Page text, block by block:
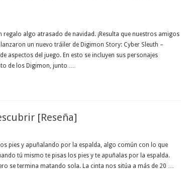
regalo algo atrasado de navidad. ¡Resulta que nuestros amigos
un nuevo tráiler de Digimon Story: Cyber Sleuth –
aspectos del juego. En esto se incluyen sus personajes
de los Digimon, junto …
[Reseña]
pies y apuñalando por la espalda, algo común con lo que
tú mismo te pisas los pies y te apuñalas por la espalda.
se termina matando sola. La cinta nos sitúa a más de 20 …